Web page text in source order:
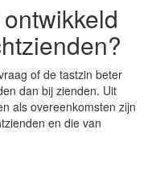
of de tastzin beter
dan bij zienden. Uit
als overeenkomsten zijn
en die van